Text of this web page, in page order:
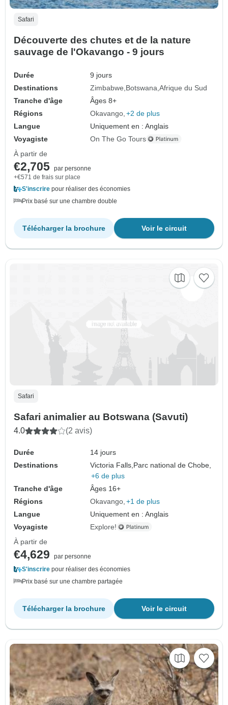
Safari
Découverte des chutes et de la nature
sauvage de l'Okavango - 9 jours
Durée
9 jours
Destinations
Zimbabwe Botswana Afrique du Sud
Tranche d'âge
Âges 8+
Régions
Okavango +2 de plus
Langue
Uniquement en : Anglais
Voyagiste
On The Go Tours
À partir de
€2,705 par personne
+€571 de frais sur place
S'inscrire pour réaliser des économies
Prix basé sur une chambre double
Voir le circuit
Télécharger la brochure
Safari
Safari animalier au Botswana (Savuti)
4.0 (2 avis)
Durée
14 jours
Destinations
Victoria Falls, Parc national de Chobe,
+6 de plus
Tranche d'âge
Âges 16+
Régions
Okavango +1 de plus
Langue
Uniquement en : Anglais
Voyagiste
Explore!
À partir de
€4,629
par personne
S'inscrire pour réaliser des économies
Prix basé sur une chambre partagée
Voir le circuit
Télécharger la brochure